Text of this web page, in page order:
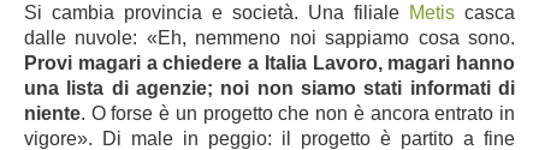
Si cambia provincia e società. Una filiale Metis casca
dalle nuvole: «Eh, nemmeno noi sappiamo cosa sono.
Provi magari a chiedere a Italia Lavoro, magari hanno
una lista di agenzie; noi non siamo stati informati di
niente. O forse è un progetto che non è ancora entrato in
vigore». Di male in peggio: il progetto è partito a fine